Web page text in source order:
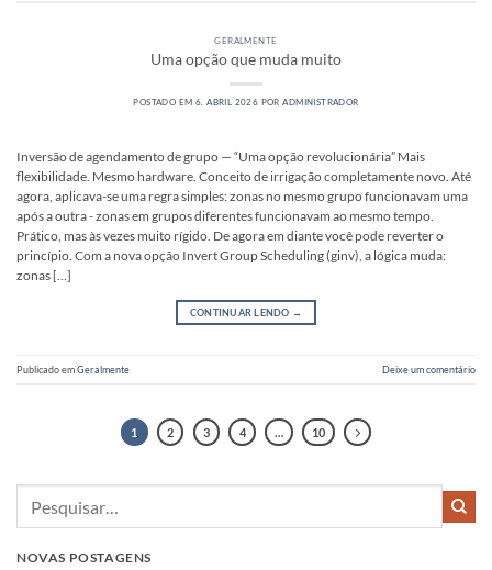
GERALMENTE
Uma opção que muda muito
POSTADO EM 6. ABRIL 2026 PORADMINISTRADOR
Inversão de agendamento de grupo — “Uma opção revolucionária” Mais
flexibilidade. Mesmo hardware. Conceito de irrigação completamente novo. Até
agora, aplicava-se uma regra simples: zonas no mesmo grupo funcionavam uma
após a outra - zonas em grupos diferentes funcionavam ao mesmo tempo.
Prático, mas às vezes muito rígido. De agora em diante você pode reverter o
princípio. Com a nova opção Invert Group Scheduling (ginv), a lógica muda:
zonas […]
CONTINUAR LENDO →
Publicado emGeralmente Deixe um comentário
1 2 3 4 … 10
NOVAS POSTAGENS